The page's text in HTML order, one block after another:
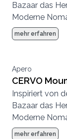
Bazaar das
Moderne
Atmosphäre
getrunken,
mehr erfahren
Apero
CERVO
Inspiriert von
Bazaar das
Moderne
Atmosphäre
mehr erfahren